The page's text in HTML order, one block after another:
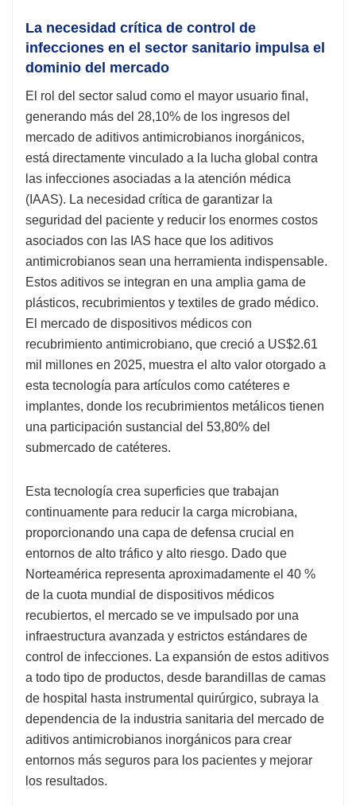
La necesidad crítica de control de
infecciones en el sector sanitario impulsa el
dominio del mercado
El rol del sector salud como el mayor usuario final,
generando más del 28,10% de los ingresos del
mercado de aditivos antimicrobianos inorgánicos,
está directamente vinculado a la lucha global contra
las infecciones asociadas a la atención médica
(IAAS). La necesidad crítica de garantizar la
seguridad del paciente y reducir los enormes costos
asociados con las IAS hace que los aditivos
antimicrobianos sean una herramienta indispensable.
Estos aditivos se integran en una amplia gama de
plásticos, recubrimientos y textiles de grado médico.
El mercado de dispositivos médicos con
recubrimiento antimicrobiano, que creció a US$2.61
mil millones en 2025, muestra el alto valor otorgado a
esta tecnología para artículos como catéteres e
implantes, donde los recubrimientos metálicos tienen
una participación sustancial del 53,80% del
submercado de catéteres.
Esta tecnología crea superficies que trabajan
continuamente para reducir la carga microbiana,
proporcionando una capa de defensa crucial en
entornos de alto tráfico y alto riesgo. Dado que
Norteamérica representa aproximadamente el 40 %
de la cuota mundial de dispositivos médicos
recubiertos, el mercado se ve impulsado por una
infraestructura avanzada y estrictos estándares de
control de infecciones. La expansión de estos aditivos
a todo tipo de productos, desde barandillas de camas
de hospital hasta instrumental quirúrgico, subraya la
dependencia de la industria sanitaria del mercado de
aditivos antimicrobianos inorgánicos para crear
entornos más seguros para los pacientes y mejorar
los resultados.